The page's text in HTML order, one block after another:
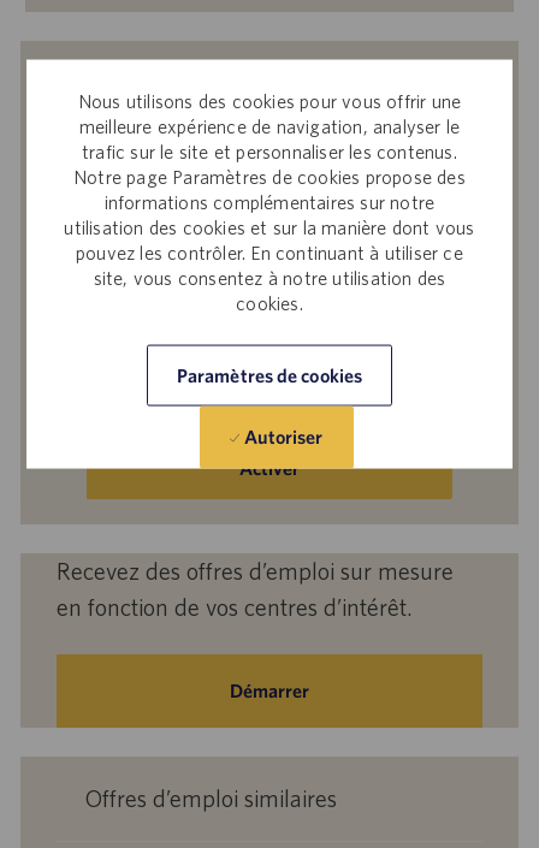
Nous utilisons des cookies pour vous offrir une
meilleure expérience de navigation, analyser le
trafic sur le site et personnaliser les contenus.
Notre page Paramètres de cookies propose des
informations complémentaires sur notre
utilisation des cookies et sur la manière dont vous
pouvez les contrôler. En continuant à utiliser ce
site, vous consentez à notre utilisation des
cookies.
Paramètres de cookies
Autoriser
similaires
En soumettant votre adresse e-mail, vous
reconnaissez avoir luAvis de confidentialité
sur le recrutement, laPolitique de
confidentialité et lesConditions de service
Catalent et accepter le traitement par
Catalent de vos données à caractère
e-
(obligatoire)
Activer
Recevez des offres d’emploi sur mesure
en fonction de vos centres d’intérêt.
Démarrer
Offres d’emploi similaires